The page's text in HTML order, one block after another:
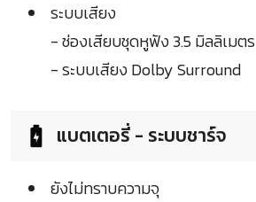
ระบบเสียง
- ช่องเสียบชุดหูฟัง 3.5 มิลลิเมตร
- ระบบเสียง Dolby Surround
แบตเตอรี่ - ระบบชาร์จ
ยังไม่ทราบความจุ